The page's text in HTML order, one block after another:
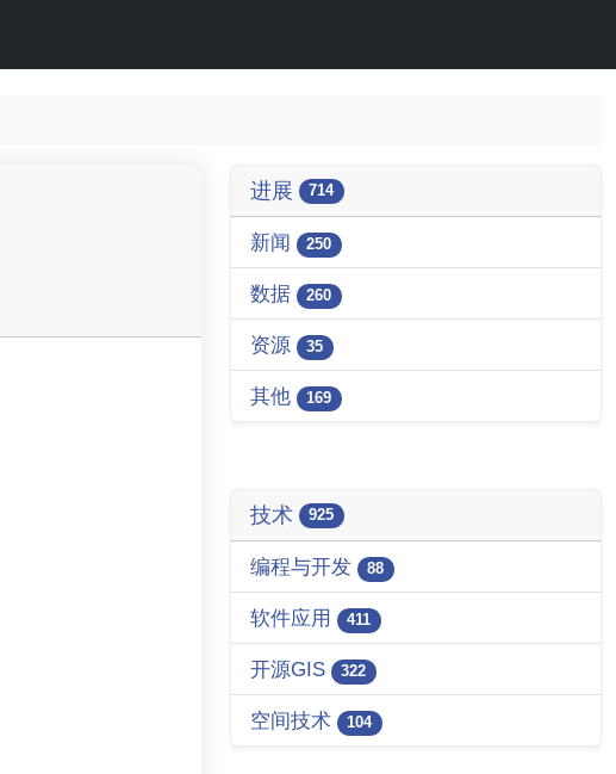
进展 714
新闻 250
数据 260
资源 35
其他 169
技术 925
编程与开发 88
软件应用 411
开源GIS 322
空间技术 104